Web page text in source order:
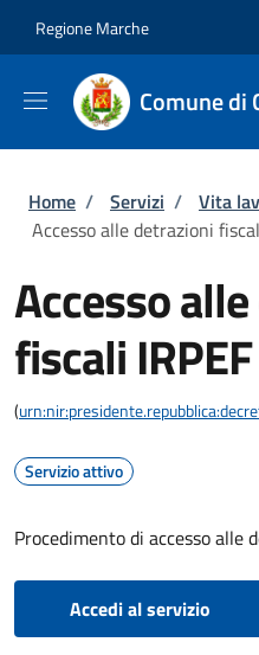
Regione Marche
Comune di
Briciole di
Home / Servizi / Vita
Accesso alle detrazioni
Accesso
fiscali IRPEF
(
Servizio attivo
Procedimento di accesso alle
Accedi al servizio